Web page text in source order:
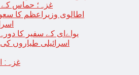
غزہ؛ حماس کے ہاتھوں مزید 7 اسرائیلی
اطالوی وزیراعظم کا
یواےای کے سفیر کا
اسرائیلی طیاروں کی
غزہ: